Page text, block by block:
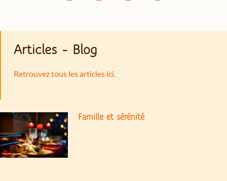
Articles - Blog
Retrouvez tous les articles ici.
Famille et sérénité